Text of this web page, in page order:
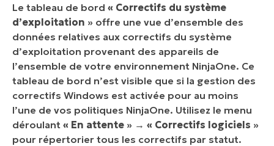
Le tableau de bord « Correctifs du système
d’exploitation » offre une vue d’ensemble des
données relatives aux correctifs du système
d’exploitation provenant des appareils de
l’ensemble de votre environnement NinjaOne. Ce
tableau de bord n’est visible que si la gestion des
correctifs Windows est activée pour au moins
l’une de vos politiques NinjaOne. Utilisez le menu
déroulant « En attente » → « Correctifs logiciels »
pour répertorier tous les correctifs par statut.